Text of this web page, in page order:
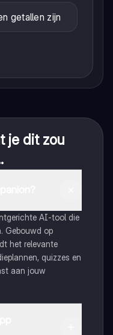
getallen zijn
je dit zou
AI-tool die
Gebouwd op
het relevante
quizzes en
aan jouw